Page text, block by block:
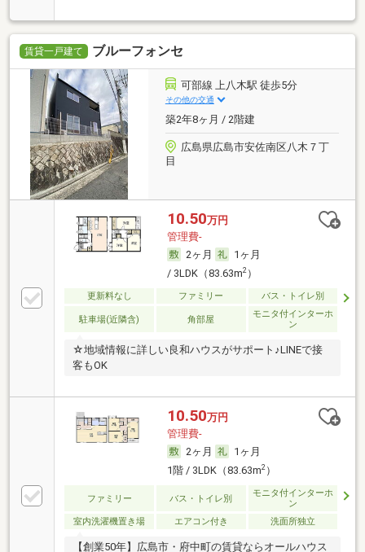
賃貸一戸建て ブルーフォンセ
可部線 上八木駅 徒歩5分
その他の交通
築2年8ヶ月 / 2階建
広島県広島市安佐南区八木７丁
目
10.50万円
管理費-
2ヶ月
1ヶ月
/ 3LDK（83.63m2）
更新料なし ファミリー バス・トイレ別
駐車場(近隣含) 角部屋
モニタ付インターホ
ン
☆地域情報に詳しい良和ハウスがサポート♪LINEで接
客もOK
10.50万円
管理費-
2ヶ月
1ヶ月
1階 / 3LDK（83.63m2）
ファミリー バス・トイレ別
モニタ付インターホ
ン
室内洗濯機置き場
エアコン付き 洗面所独立
【創業50年】広島市・府中町の賃貸ならオールハウス